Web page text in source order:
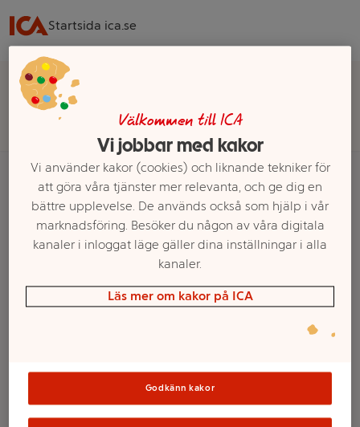
Startsida ica.se
Välj butik för rätt sortiment, pris och leveransalternativ
Välj butik
Startsida Kött, Chark & Fågel Kött Vilt Övrigt viltkött
Ett exempel på onlinesortiment visas.
Övrigt viltkött
Välkommen till ICA
Vi jobbar med kakor
Vi använder kakor (cookies) och liknande tekniker för
att göra våra tjänster mer relevanta, och ge dig en
bättre upplevelse. De används också som hjälp i vår
marknadsföring. Besöker du någon av våra digitala
kanaler i inloggat läge gäller dina inställningar i alla
kanaler.
Läs mer om kakor på ICA
Godkänn kakor